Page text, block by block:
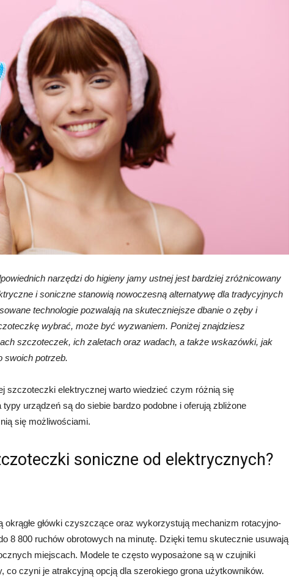
narzędzi do higieny jamy ustnej jest bardziej zróżnicowany
i soniczne stanowią nowoczesną alternatywę dla tradycyjnych
technologie pozwalają na skuteczniejsze dbanie o zęby i
wybrać, może być wyzwaniem. Poniżej znajdziesz
szczoteczek, ich zaletach oraz wadach, a także wskazówki, jak
swoich potrzeb.
szczoteczki elektrycznej warto wiedzieć czym różnią się
urządzeń są do siebie bardzo podobne i oferują zbliżone
się możliwościami.
soniczne od elektrycznych?
główki czyszczące oraz wykorzystują mechanizm rotacyjno-
8 800 ruchów obrotowych na minutę. Dzięki temu skutecznie usuwają
miejscach. Modele te często wyposażone są w czujniki
co czyni je atrakcyjną opcją dla szerokiego grona użytkowników.